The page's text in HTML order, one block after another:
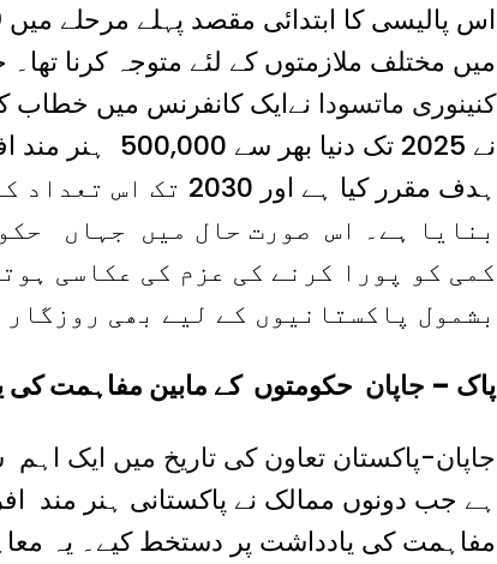
اس پالیسی کا ابتدائی مقصد پہلے مرحلے میں
میں مختلف ملازمتوں کے لئے متوجہ کرنا تھا۔
کنینوری ماتسودا نےایک کانفرنس میں خطاب
نے 2025 تک
ہدف مقرر کیا ہے اور
بنایا ہے۔ اس صورت حال میں جہاں
کمی کو پورا کرنے کی عزم کی عکاسی
بشمول پاکستانیوں کے لیے بھی
پاک – جاپان حکومتوں کے مابین مفاہمت کی
ہے جب دونوں ممالک نے پاکستانی ہنر مند
مفاہمت کی یادداشت پر دستخط کیے۔ یہ